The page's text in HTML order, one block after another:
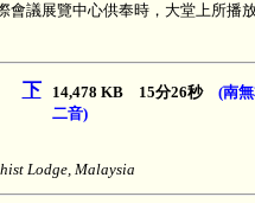
會議展覽中心供奉時，大堂上所播
下
14,478 KB 15分26秒 (南
二音)
Lodge, Malaysia